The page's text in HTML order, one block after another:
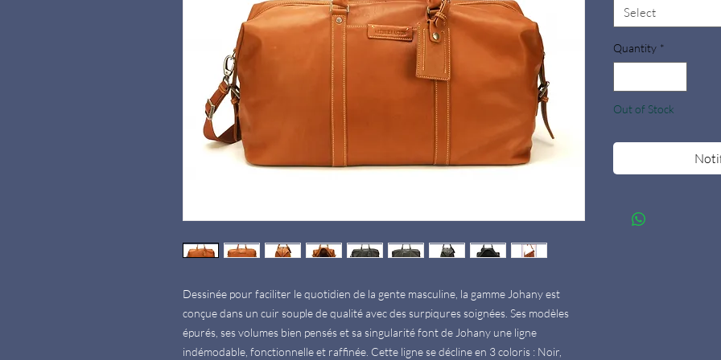
Dessinée pour faciliter le quotidien de la gente masculine, la gamme Johany est
conçue dans un cuir souple de qualité avec des surpiqures soignées. Ses modèles
épurés, ses volumes bien pensés et sa singularité font de Johany une ligne
indémodable, fonctionnelle et raffinée. Cette ligne se décline en 3 coloris : Noir,
Select
Quantity *
Out of Stock